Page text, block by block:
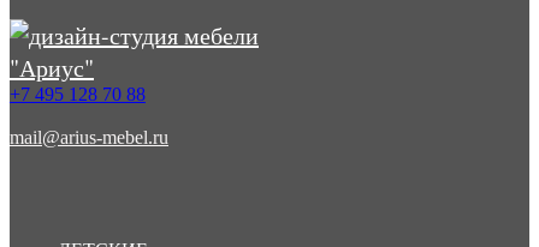
+7 495 128 70 88
mail@arius-mebel.ru